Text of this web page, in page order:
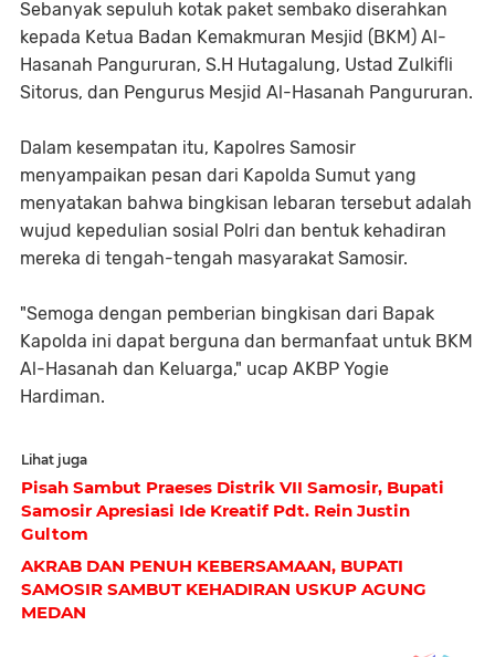
Sebanyak sepuluh kotak paket sembako diserahkan
kepada Ketua Badan Kemakmuran Mesjid (BKM) Al-
Hasanah Pangururan, S.H Hutagalung, Ustad Zulkifli
Sitorus, dan Pengurus Mesjid Al-Hasanah Pangururan.
Dalam kesempatan itu, Kapolres Samosir
menyampaikan pesan dari Kapolda Sumut yang
menyatakan bahwa bingkisan lebaran tersebut adalah
wujud kepedulian sosial Polri dan bentuk kehadiran
mereka di tengah-tengah masyarakat Samosir.
"Semoga dengan pemberian bingkisan dari Bapak
Kapolda ini dapat berguna dan bermanfaat untuk BKM
Al-Hasanah dan Keluarga," ucap AKBP Yogie
Hardiman.
Lihat juga
Pisah Sambut Praeses Distrik VII Samosir, Bupati
Samosir Apresiasi Ide Kreatif Pdt. Rein Justin
Gultom
AKRAB DAN PENUH KEBERSAMAAN, BUPATI
SAMOSIR SAMBUT KEHADIRAN USKUP AGUNG
MEDAN